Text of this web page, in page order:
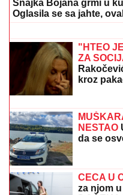
SKINULA
bikini, pa
GLUMICA SA